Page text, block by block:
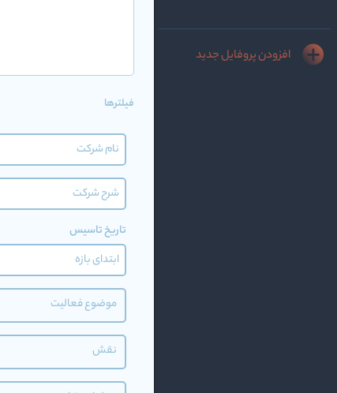
افزودن پروفایل جدید
فیلترها
تاریخ تاسیس
موضوع فعالیت
نقش